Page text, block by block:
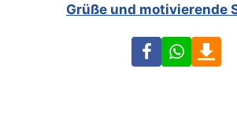
Grüße und motivierende
Facebook